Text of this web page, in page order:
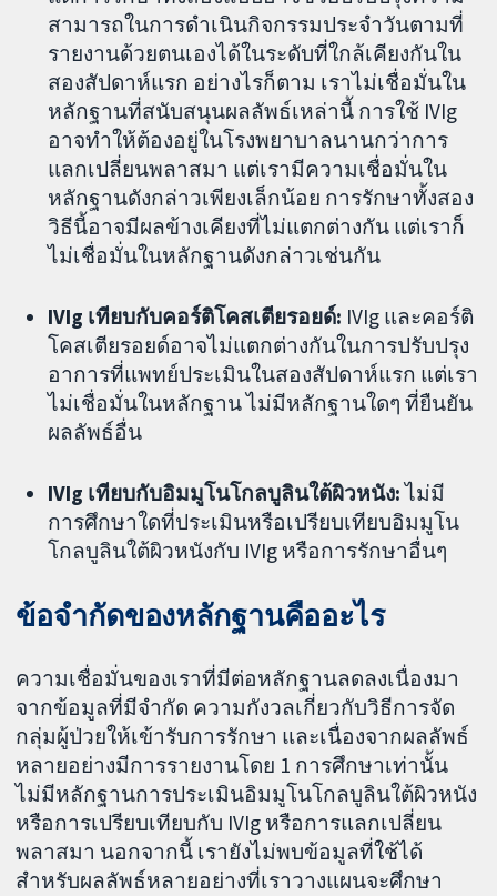
สามารถในการดำเนินกิจกรรมประจำวันตามที่
รายงานด้วยตนเองได้ในระดับที่ใกล้เคียงกันใน
สองสัปดาห์แรก อย่างไรก็ตาม เราไม่เชื่อมั่นใน
หลักฐานที่สนับสนุนผลลัพธ์เหล่านี้ การใช้ IVIg
อาจทำให้ต้องอยู่ในโรงพยาบาลนานกว่าการ
แลกเปลี่ยนพลาสมา แต่เรามีความเชื่อมั่นใน
หลักฐานดังกล่าวเพียงเล็กน้อย การรักษาทั้งสอง
วิธีนี้อาจมีผลข้างเคียงที่ไม่แตกต่างกัน แต่เราก็
ไม่เชื่อมั่นในหลักฐานดังกล่าวเช่นกัน
IVIg เทียบกับคอร์ติโคสเตียรอยด์: IVIg และคอร์ติ
โคสเตียรอยด์อาจไม่แตกต่างกันในการปรับปรุง
อาการที่แพทย์ประเมินในสองสัปดาห์แรก แต่เรา
ไม่เชื่อมั่นในหลักฐาน ไม่มีหลักฐานใดๆ ที่ยืนยัน
ผลลัพธ์อื่น
IVIg เทียบกับอิมมูโนโกลบูลินใต้ผิวหนัง:ไม่มี
การศึกษาใดที่ประเมินหรือเปรียบเทียบอิมมูโน
โกลบูลินใต้ผิวหนังกับ IVIg หรือการรักษาอื่นๆ
ข้อจำกัดของหลักฐานคืออะไร
ความเชื่อมั่นของเราที่มีต่อหลักฐานลดลงเนื่องมา
จากข้อมูลที่มีจำกัด ความกังวลเกี่ยวกับวิธีการจัด
กลุ่มผู้ป่วยให้เข้ารับการรักษา และเนื่องจากผลลัพธ์
หลายอย่างมีการรายงานโดย 1 การศึกษาเท่านั้น
ไม่มีหลักฐานการประเมินอิมมูโนโกลบูลินใต้ผิวหนัง
หรือการเปรียบเทียบกับ IVIg หรือการแลกเปลี่ยน
พลาสมา นอกจากนี้ เรายังไม่พบข้อมูลที่ใช้ได้
สำหรับผลลัพธ์หลายอย่างที่เราวางแผนจะศึกษา